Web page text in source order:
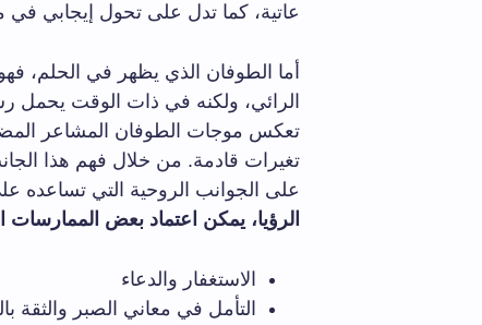
عاتية، كما تدل على تحول إيجابي في
أما الطوفان الذي يظهر في الحلم،
الرائي، ولكنه في ذات الوقت يحمل
تعكس موجات الطوفان المشاعر
تغيرات قادمة. من خلال فهم هذا
على الجوانب الروحية التي تساعده
الرؤيا، يمكن اعتماد بعض الممارسات
الاستغفار والدعاء
التأمل في معاني الصبر والثقة